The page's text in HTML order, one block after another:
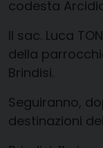
codesta
Il sac. Luca
della
Brindisi.
Seguiranno,
destinazioni